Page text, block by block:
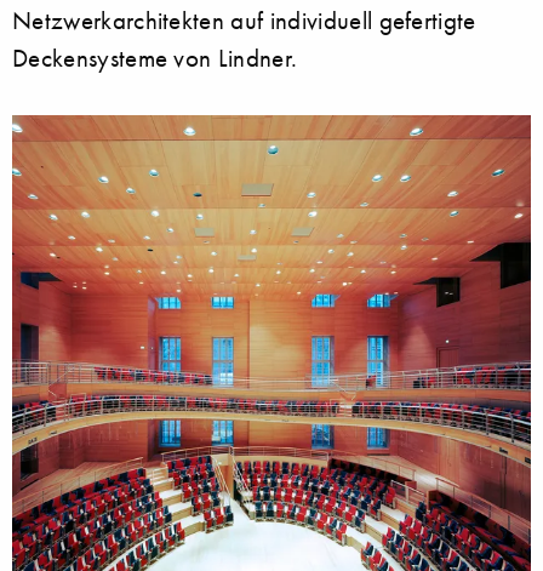
Netzwerkarchitekten auf individuell gefertigte
Deckensysteme von Lindner.